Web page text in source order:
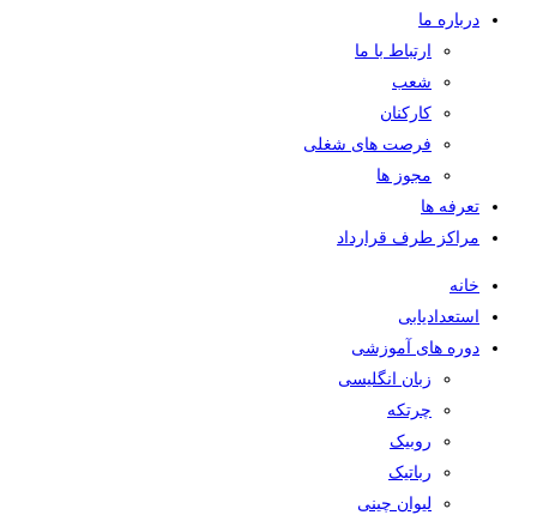
درباره ما
ارتباط با ما
شعب
کارکنان
فرصت های شغلی
مجوز ها
تعرفه ها
مراکز طرف قرارداد
خانه
استعدادیابی
دوره های آموزشی
زبان انگلیسی
چرتکه
روبیک
رباتیک
لیوان چینی